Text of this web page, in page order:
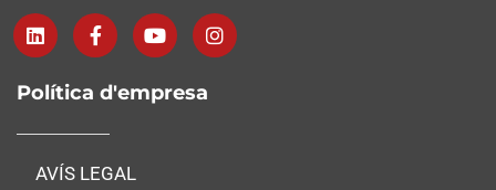
Política d'empresa
AVÍS LEGAL